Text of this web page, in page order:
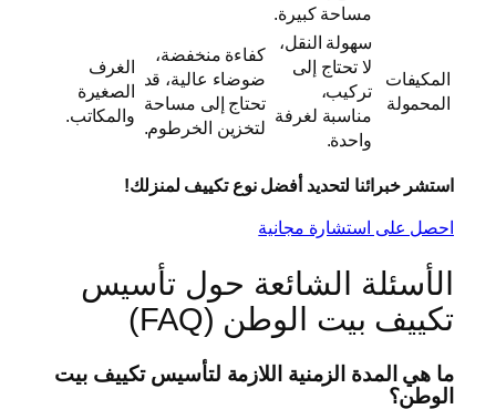
مساحة كبيرة.
المكيفات
المحمولة
سهولة النقل،
لا تحتاج إلى
تركيب،
مناسبة لغرفة
واحدة.
كفاءة منخفضة،
ضوضاء عالية، قد
تحتاج إلى مساحة
لتخزين الخرطوم.
الغرف
الصغيرة
والمكاتب.
استشر خبرائنا لتحديد أفضل نوع تكييف لمنزلك!
احصل على استشارة مجانية
الأسئلة الشائعة حول تأسيس
تكييف بيت الوطن (FAQ)
ما هي المدة الزمنية اللازمة لتأسيس تكييف بيت
الوطن؟